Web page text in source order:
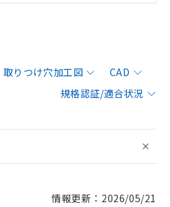
取りつけ穴加工図
CAD
規格認証/適合状況
情報更新：2026/05/21